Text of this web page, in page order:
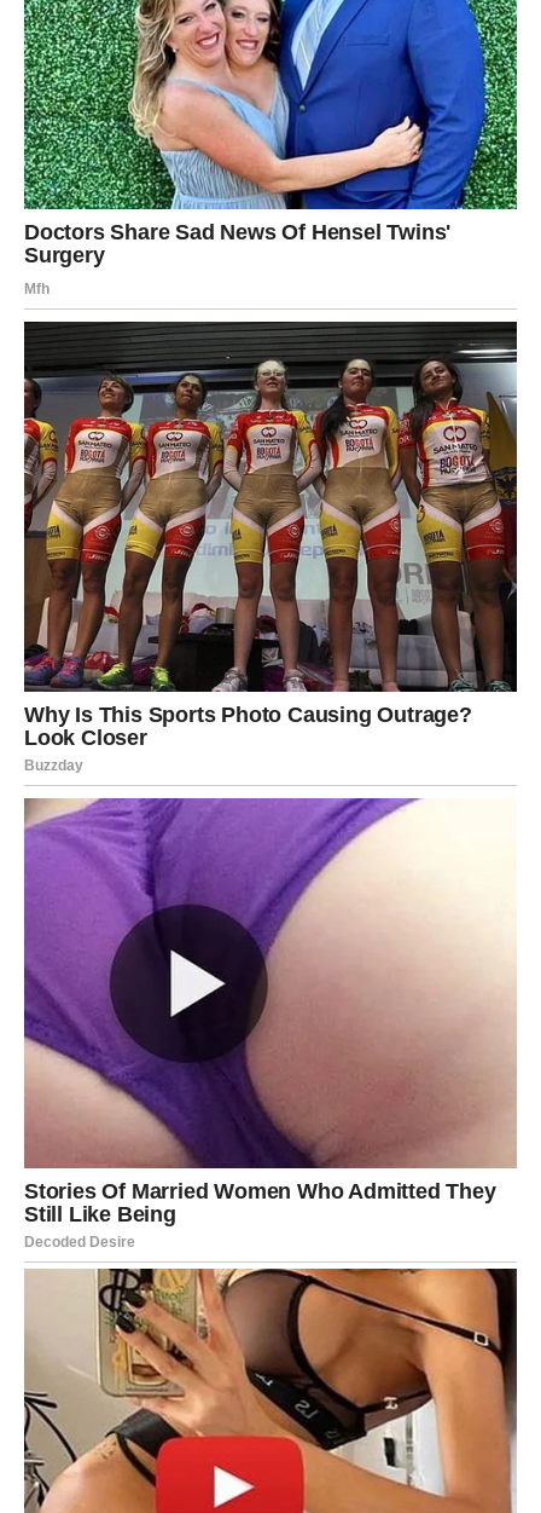
će im promijeniti život.
Jedna osoba sada pokazuje ljubav i emocije koje ste
dugo čekali, a sreća koju ćete osjetiti biće jača nego ikada
prije.
Plakat ćete suze radosnice zbog ljubavi
Pred vama su trenuci puni nježnosti, sreće i emocija.
Ljubav u narednih 72 sata donosi mnogim znakovima
Zodijaka romantiku, pomirenja i neočekivane emocije, ali
posebno će blistati Ribe kojima zvijezde šalju trenutke
sreće koje nikada neće zaboraviti.
Ovo je period tokom kojeg univerzum pokazuje da prava
ljubav uvijek pronađe način da dotakne srce onda kada
mu je to najpotrebnije.